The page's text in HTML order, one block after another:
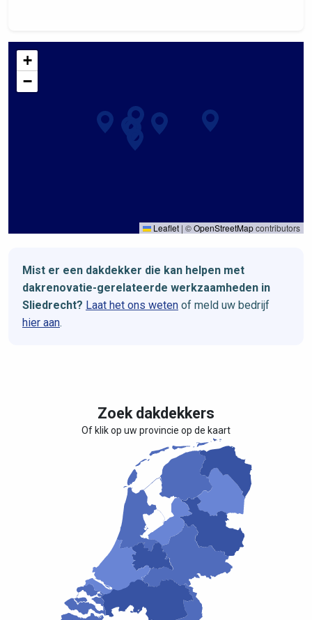
+
−
Leaflet | ©OpenStreetMapcontributors
Mist er een dakdekker die kan helpen met
dakrenovatie-gerelateerde werkzaamheden in
Sliedrecht? Laat het ons weten of meld uw bedrijf
hier aan.
Zoek dakdekkers
Of klik op uw provincie op de kaart